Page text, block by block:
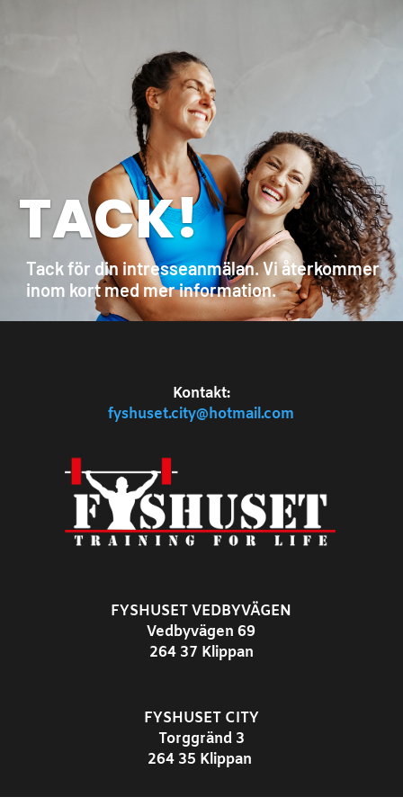
TACK!
Tack för din intresseanmälan. Vi återkommer
inom kort med mer information.
Kontakt:
fyshuset.city@hotmail.com
FYSHUSET VEDBYVÄGEN
Vedbyvägen 69
264 37 Klippan
FYSHUSET CITY
Torggränd 3
264 35 Klippan